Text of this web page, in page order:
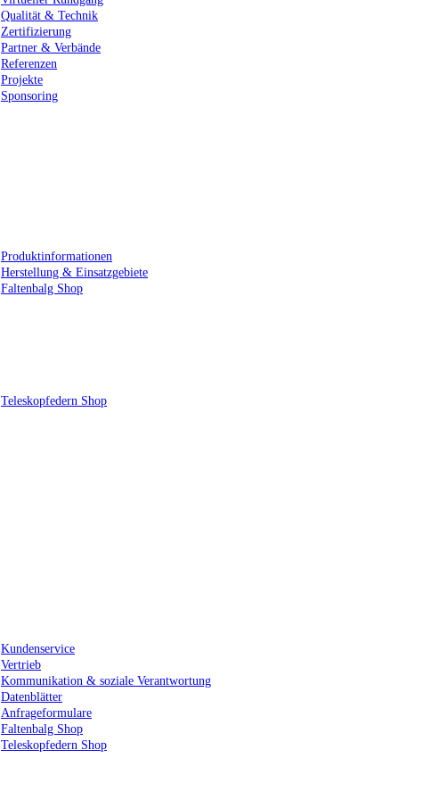
Qualität & Technik
Zertifizierung
Partner & Verbände
Referenzen
Projekte
Sponsoring
Produktinformationen
Herstellung & Einsatzgebiete
Faltenbalg Shop
Teleskopfedern Shop
Kundenservice
Vertrieb
Kommunikation & soziale Verantwortung
Datenblätter
Anfrageformulare
Faltenbalg Shop
Teleskopfedern Shop